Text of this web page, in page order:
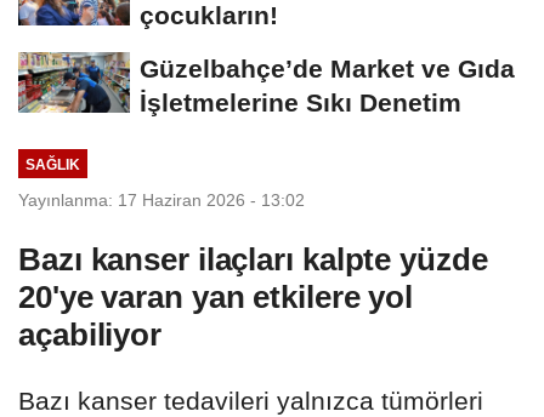
çocukların!
Güzelbahçe’de Market ve Gıda
İşletmelerine Sıkı Denetim
SAĞLIK
Yayınlanma: 17 Haziran 2026 - 13:02
Bazı kanser ilaçları kalpte yüzde
20'ye varan yan etkilere yol
açabiliyor
Bazı kanser tedavileri yalnızca tümörleri